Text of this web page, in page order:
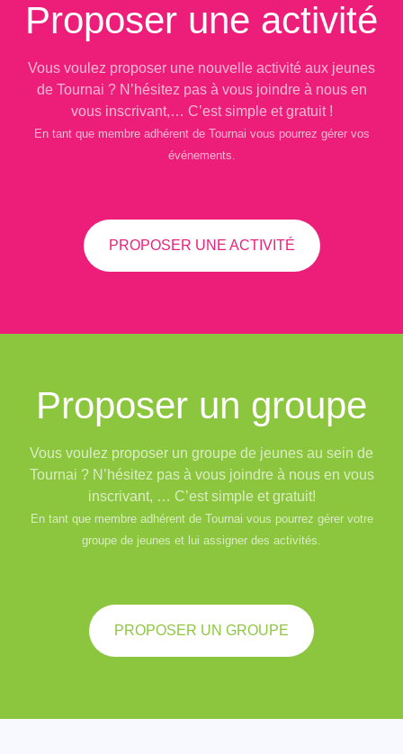
Proposer une activité
Vous voulez proposer une nouvelle activité aux jeunes
de Tournai ? N’hésitez pas à vous joindre à nous en
vous inscrivant,… C’est simple et gratuit !
En tant que membre adhérent de Tournai vous pourrez gérer vos
événements.
PROPOSER UNE ACTIVITÉ
Proposer un groupe
Vous voulez proposer un groupe de jeunes au sein de
Tournai ? N’hésitez pas à vous joindre à nous en vous
inscrivant, … C’est simple et gratuit!
En tant que membre adhérent de Tournai vous pourrez gérer votre
groupe de jeunes et lui assigner des activités.
PROPOSER UN GROUPE